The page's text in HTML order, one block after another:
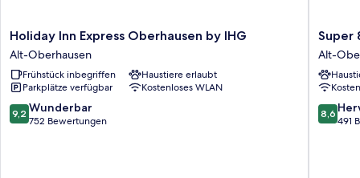
Holiday
Inn
Express
Oberhausen
by
IHG
Alt-
Holiday Inn Express Oberhausen by IHG
Alt-Oberhausen
Frühstück inbegriffen
Haustiere erlaubt
Parkplätze verfügbar
Kostenloses WLAN
9.2
von
9,2 Wunderbar
752 Bewertungen
Super
8
by
am
Centro
Super
Alt-
8.6
von
8,6
491